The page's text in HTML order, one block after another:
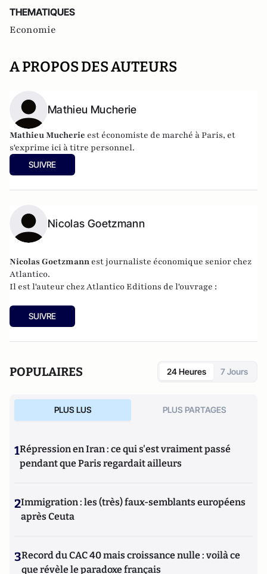
THEMATIQUES
Economie
A PROPOS DES AUTEURS
Mathieu Mucherie
Mathieu Mucherie est économiste de marché à Paris, et
s'exprime ici à titre personnel.
SUIVRE
Nicolas Goetzmann
Nicolas Goetzmann est journaliste économique senior chez
Atlantico.
Il est l'auteur chezAtlantico Editions de l'ouvrage :
SUIVRE
POPULAIRES 24 Heures 7 Jours
PLUS LUS PLUS PARTAGES
1Répression en Iran : ce qui s'est vraiment passé
pendant que Paris regardait ailleurs
2Immigration : les (très) faux-semblants européens
après Ceuta
3Record du CAC 40 mais croissance nulle : voilà ce
que révèle le paradoxe français